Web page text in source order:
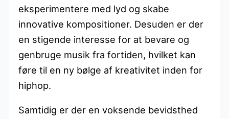
eksperimentere med lyd og skabe
innovative kompositioner. Desuden er der
en stigende interesse for at bevare og
genbruge musik fra fortiden, hvilket kan
føre til en ny bølge af kreativitet inden for
hiphop.
Samtidig er der en voksende bevidsthed